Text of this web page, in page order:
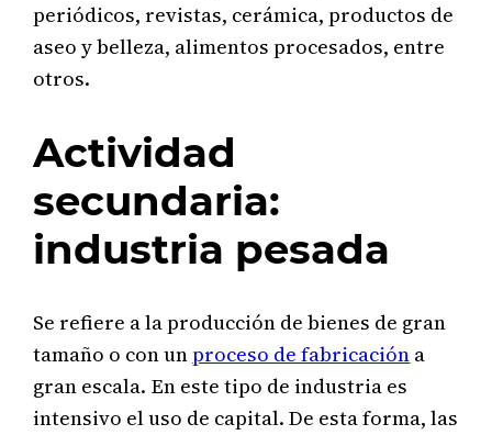
periódicos, revistas, cerámica, productos de
aseo y belleza, alimentos procesados, entre
otros.
Actividad
secundaria:
industria pesada
Se refiere a la producción de bienes de gran
tamaño o con unproceso de fabricación a
gran escala. En este tipo de industria es
intensivo el uso de capital. De esta forma, las